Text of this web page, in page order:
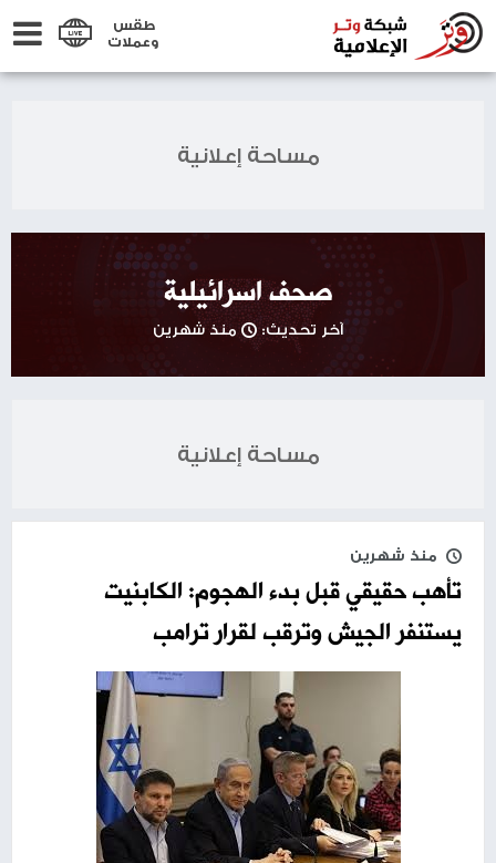
طقس
وعملات
مساحة إعلانية
صحف اسرائيلية
آخر تحديث: منذ شهرين
مساحة إعلانية
منذ شهرين
تأهب حقيقي قبل بدء الهجوم: الكابنيت
يستنفر الجيش وترقب لقرار ترامب